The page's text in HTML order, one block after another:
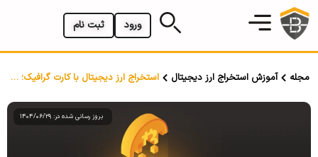
ثبت نام ورود
مجله آموزش استخراج ارز دیجیتال استخراج ارز دیجیتال با کارت گرافیک؛ معرفی بهترین ارزهای دیجیتال
بروز رسانی شده در: 1404/06/29